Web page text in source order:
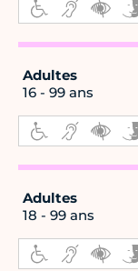
Adultes
16 - 99 ans
Adultes
18 - 99 ans